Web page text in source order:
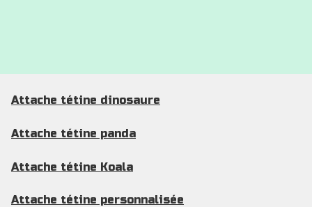
Attache tétine dinosaure
Attache tétine panda
Attache tétine Koala
Attache tétine personnalisée